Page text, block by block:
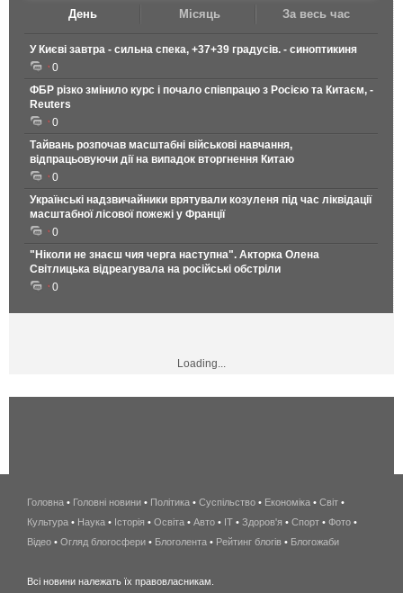
День Місяць За весь час
У Києві завтра - сильна спека, +37+39 градусів. - синоптикиня
0
ФБР різко змінило курс і почало співпрацю з Росією та Китаєм, -
Reuters
0
Тайвань розпочав масштабні військові навчання,
відпрацьовуючи дії на випадок вторгнення Китаю
0
Українські надзвичайники врятували козуленя під час ліквідації
масштабної лісової пожежі у Франції
0
"Ніколи не знаєш чия черга наступна". Акторка Олена
Світлицька відреагувала на російські обстріли
0
Loading...
беспроводной
интернет
киев
Головна • Головні новини • Політика • Суспільство • Економіка • Світ •
Культура • Наука • Історія • Освіта • Авто • IT • Здоров'я • Спорт • Фото •
Відео • Огляд блогосфери • Блоголента • Рейтинг блогів • Блогожаби
Всі новини належать їх правовласникам.